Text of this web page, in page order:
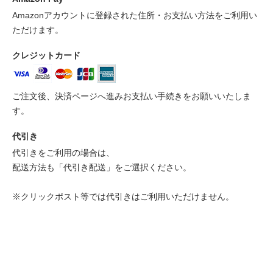
Amazonアカウントに登録された住所・お支払い方法をご利用い
ただけます。
クレジットカード
ご注文後、決済ページへ進みお支払い手続きをお願いいたしま
す。
代引き
代引きをご利用の場合は、
配送方法も「代引き配送」をご選択ください。
※クリックポスト等では代引きはご利用いただけません。